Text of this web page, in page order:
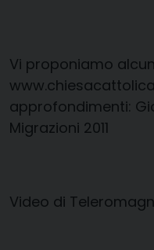
Vi proponiamo
approfondimenti:
Migrazioni 2011
Video di